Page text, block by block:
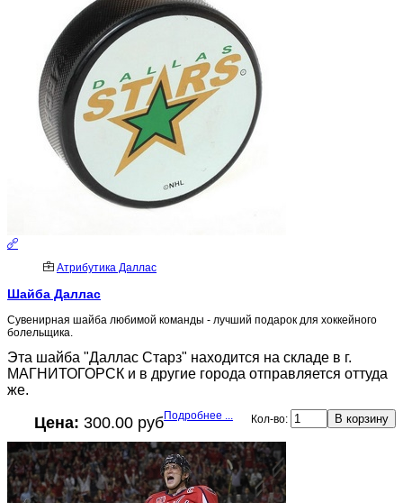
Атрибутика Даллас
Шайба Даллас
Сувенирная шайба любимой команды - лучший подарок для хоккейного
болельщика.
Эта шайба "Даллас Старз" находится на складе в г.
МАГНИТОГОРСК и в другие города отправляется оттуда
же.
Цена: 300.00 руб Кол-во:
Подробнее ...